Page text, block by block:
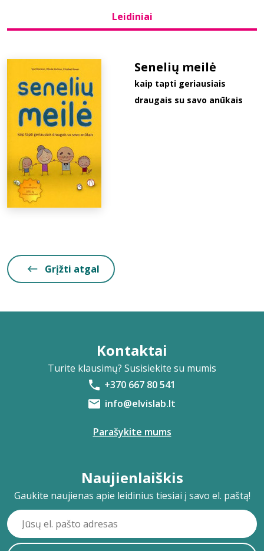
D.U.K.
Leidiniai
Senelių meilė
kaip tapti geriausiais
draugais su savo anūkais
Grįžti atgal
Kontaktai
Turite klausimų? Susisiekite su mumis
+370 667 80 541
info@elvislab.lt
Parašykite mums
Naujienlaiškis
Gaukite naujienas apie leidinius tiesiai į savo el. paštą!